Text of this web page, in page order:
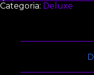
Categoria: Deluxe